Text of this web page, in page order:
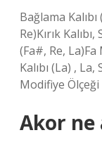
Bağlama
Re)Kırık
(Fa#, Re, La)Fa
Kalıbı (La) ,
Modifiye Ölçeği
Akor ne